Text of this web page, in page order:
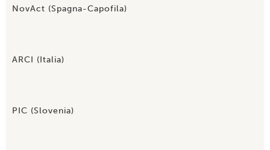
NovAct (Spagna-Capofila)
ARCI (Italia)
PIC (Slovenia)